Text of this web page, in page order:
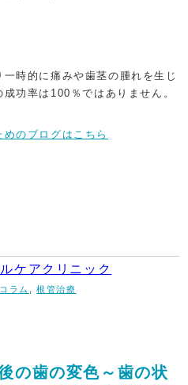
時的に痛みや歯茎の腫れを生じ
功率は100％ではありません。
のブログはこちら
ケアクリニック
コラム ,根管治療
の歯の変色～歯の状